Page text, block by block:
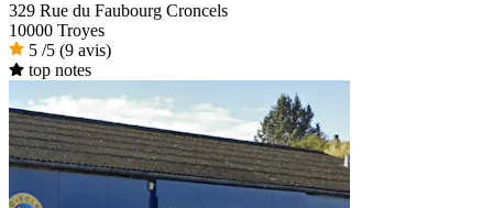
329 Rue du Faubourg Croncels
10000 Troyes
5 /5 (9 avis)
top notes